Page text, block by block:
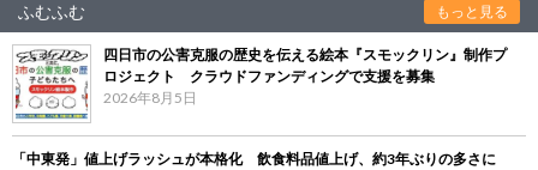
ふむふむ もっと見る
四日市の公害克服の歴史を伝える絵本『スモックリン』制作プ
ロジェクト クラウドファンディングで支援を募集
2026年8月5日
「中東発」値上げラッシュが本格化 飲食料品値上げ、約3年ぶりの多さに